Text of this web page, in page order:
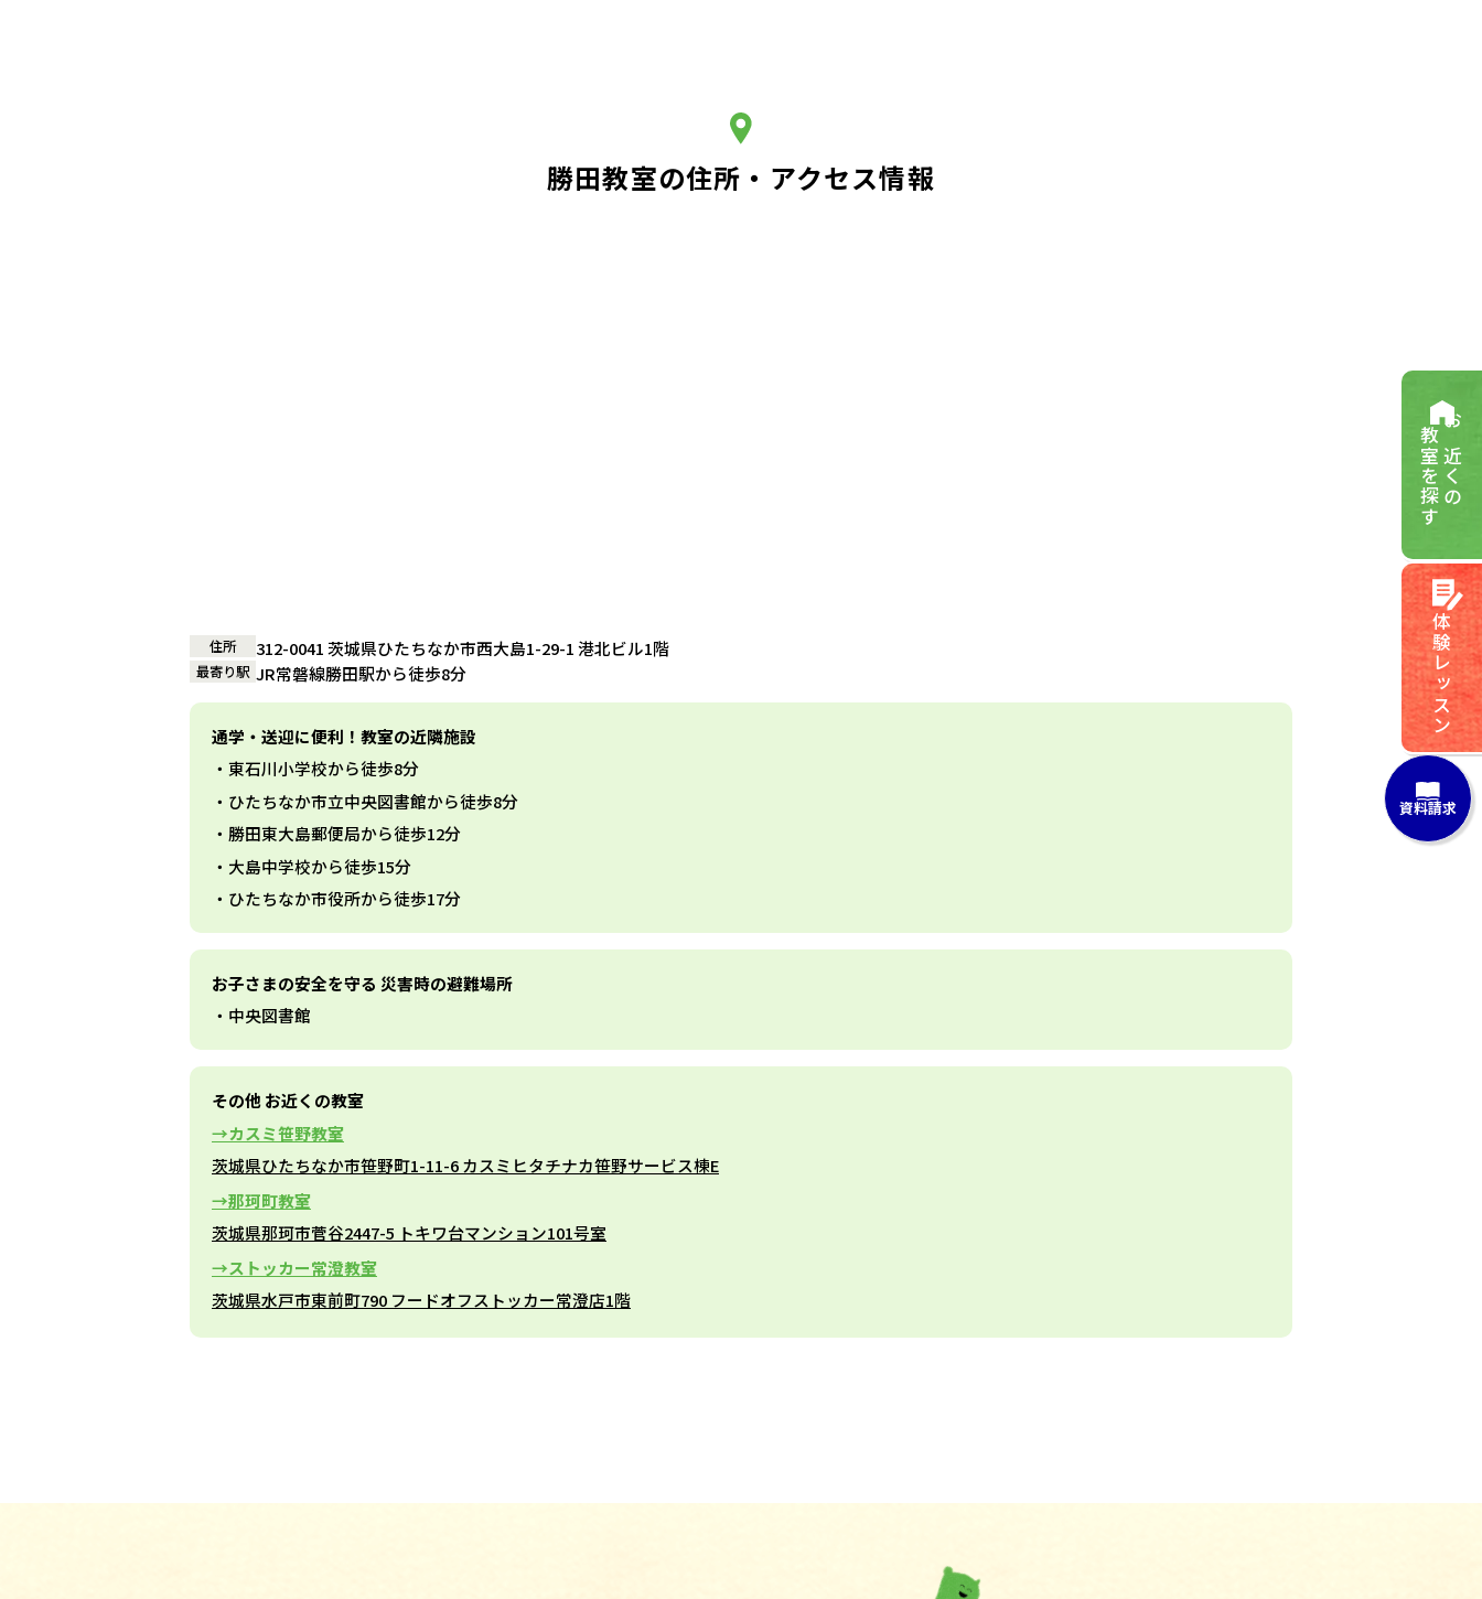
勝田教室の住所・アクセス情報
住所 312-0041 茨城県ひたちなか市西大島1-29-1 港北ビル1階
最寄り駅 JR常磐線勝田駅から徒歩8分
通学・送迎に便利！教室の近隣施設
東石川小学校から徒歩8分
ひたちなか市立中央図書館から徒歩8分
勝田東大島郵便局から徒歩12分
大島中学校から徒歩15分
ひたちなか市役所から徒歩17分
お子さまの安全を守る 災害時の避難場所
中央図書館
その他 お近くの教室
カスミ笹野教室
茨城県ひたちなか市笹野町1-11-6 カスミヒタチナカ笹野サービス棟E
那珂町教室
茨城県那珂市菅谷2447-5 トキワ台マンション101号室
ストッカー常澄教室
茨城県水戸市東前町790 フードオフストッカー常澄店1階
お近くの
教室を探す
体験レッスン
資料請求